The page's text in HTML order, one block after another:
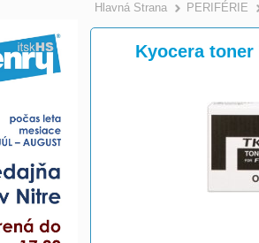
Hlavná Strana PERIFÉRIE
Kyocera toner